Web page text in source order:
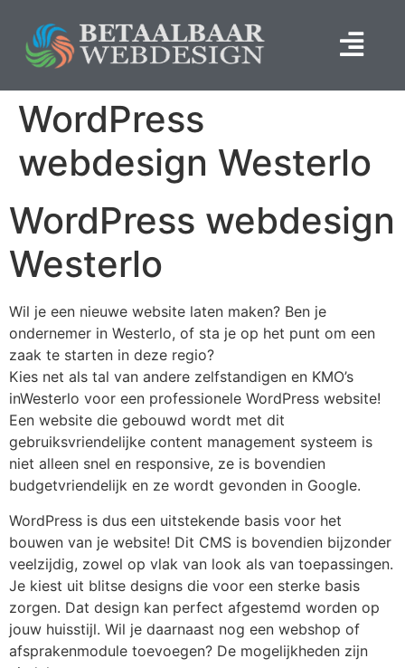
WordPress
webdesign Westerlo
WordPress webdesign
Westerlo
Wil je een nieuwe website laten maken? Ben je
ondernemer in Westerlo, of sta je op het punt om een
zaak te starten in deze regio?
Kies net als tal van andere zelfstandigen en KMO’s
inWesterlo voor een professionele WordPress website!
Een website die gebouwd wordt met dit
gebruiksvriendelijke content management systeem is
niet alleen snel en responsive, ze is bovendien
budgetvriendelijk en ze wordt gevonden in Google.
WordPress is dus een uitstekende basis voor het
bouwen van je website! Dit CMS is bovendien bijzonder
veelzijdig, zowel op vlak van look als van toepassingen.
Je kiest uit blitse designs die voor een sterke basis
zorgen. Dat design kan perfect afgestemd worden op
jouw huisstijl. Wil je daarnaast nog een webshop of
afsprakenmodule toevoegen? De mogelijkheden zijn